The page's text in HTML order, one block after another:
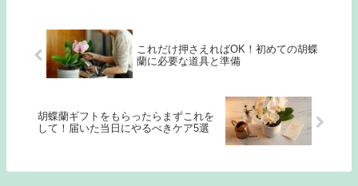
これだけ押さえればOK！初めての胡蝶
蘭に必要な道具と準備
胡蝶蘭ギフトをもらったらまずこれを
して！届いた当日にやるべきケア5選